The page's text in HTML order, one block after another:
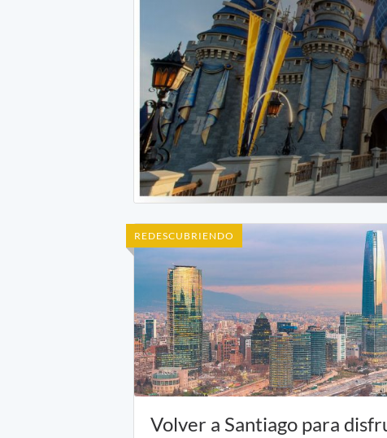
REDESCUBRIENDO
Volver a Santiago para